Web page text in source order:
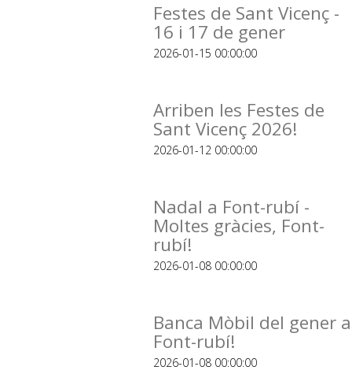
Festes de Sant Vicenç -
16 i 17 de gener
2026-01-15 00:00:00
Arriben les Festes de
Sant Vicenç 2026!
2026-01-12 00:00:00
Nadal a Font-rubí -
Moltes gràcies, Font-
rubí!
2026-01-08 00:00:00
Banca Mòbil del gener a
Font-rubí!
2026-01-08 00:00:00